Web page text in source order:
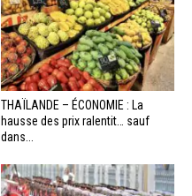
THAÏLANDE – ÉCONOMIE : La
hausse des prix ralentit… sauf
dans...